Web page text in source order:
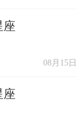
座
08月15日
座